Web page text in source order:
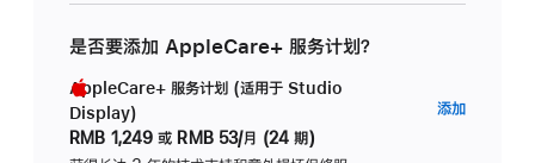
是否要添加 AppleCare+ 服务计划？
AppleCare+ 服务计划 (适用于 Studio
Display)
RMB 1,249 或 RMB 53/月 (24 期)
添加